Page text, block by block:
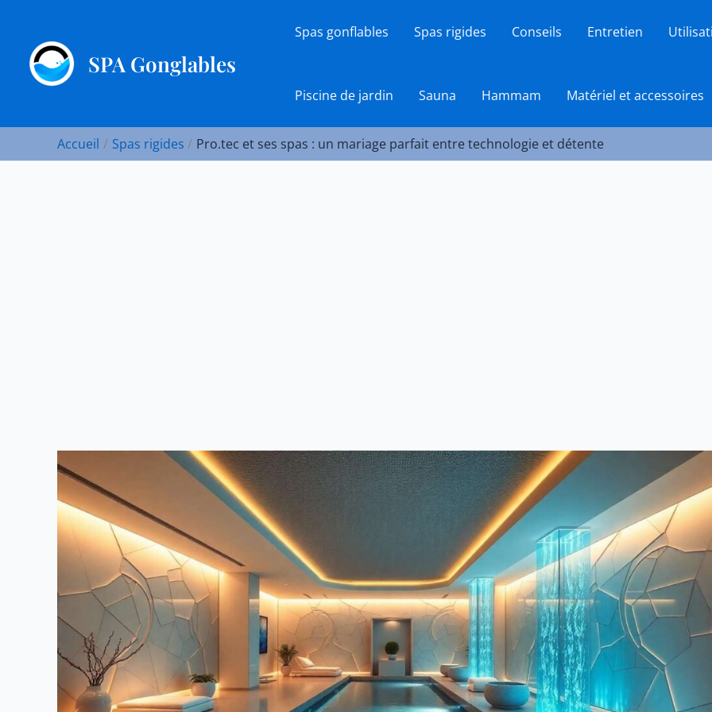
contenu
SPA Gonglables
Spas gonflables Spas rigides Conseils Entretien
Piscine de jardin Sauna Hammam Matériel et accessoires
Accueil Spas rigides Pro.tec et ses spas : un mariage parfait entre technologie et détente